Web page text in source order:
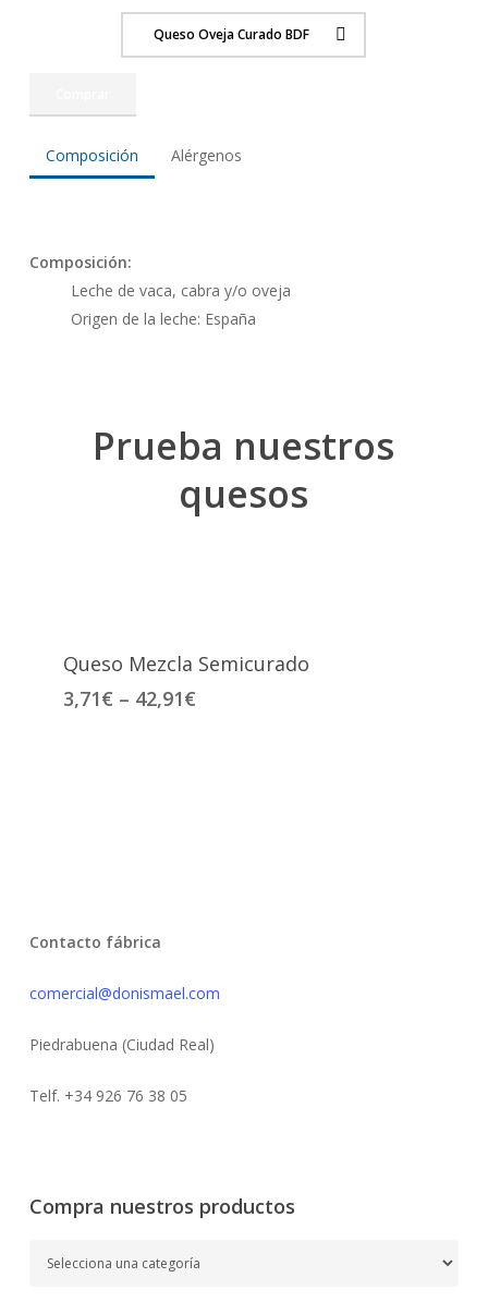
Queso Oveja Curado BDF
Composición Alérgenos
Composición:
Leche de vaca, cabra y/o oveja
Origen de la leche: España
Prueba nuestros
quesos
Seleccionar Opciones
Queso Mezcla Semicurado
3,71€ – 42,91€
Contacto fábrica
comercial@donismael.com
Piedrabuena (Ciudad Real)
Telf. +34 926 76 38 05
Compra nuestros productos